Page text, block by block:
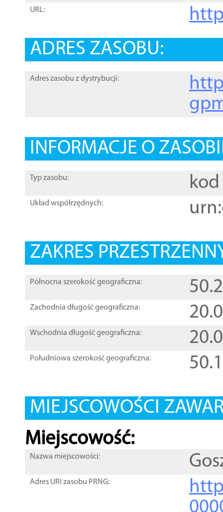
URL:
ADRES ZASOBU:
Adres zasobu z dystrybucji:
INFORMACJE O
Typ zasobu: kod
Układ współrzędnych:
ZAKRES
Północna szerokość geograficzna:
Zachodnia długość geograficzna:
Wschodnia długość geograficzna:
Południowa szerokość geograficzna:
MIEJSCOWOŚCI
Miejscowość:
Nazwa miejscowości:
Adres URI zasobu PRNG: